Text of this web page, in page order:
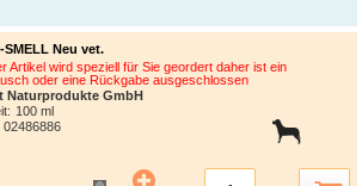
SMELL Neu vet.
Artikel wird speziell für Sie geordert daher ist ein
oder eine Rückgabe ausgeschlossen
Naturprodukte GmbH
100 ml
02486886